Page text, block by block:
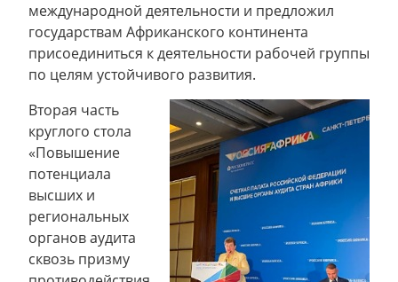
международной деятельности и предложил
государствам Африканского континента
присоединиться к деятельности рабочей группы
по целям устойчивого развития.
Вторая часть
круглого стола
«Повышение
потенциала
высших и
региональных
органов аудита
сквозь призму